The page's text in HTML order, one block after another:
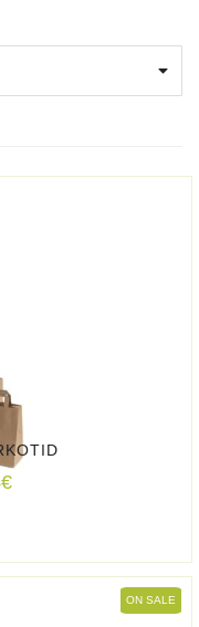
€Price
through
ON SALE